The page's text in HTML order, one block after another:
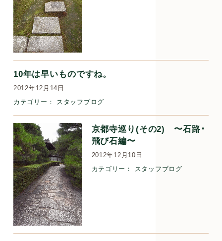
10年は早いものですね。
2012年12月14日
カテゴリー：
スタッフブログ
京都寺巡り(その2) 〜石路･
飛び石編〜
2012年12月10日
カテゴリー：
スタッフブログ